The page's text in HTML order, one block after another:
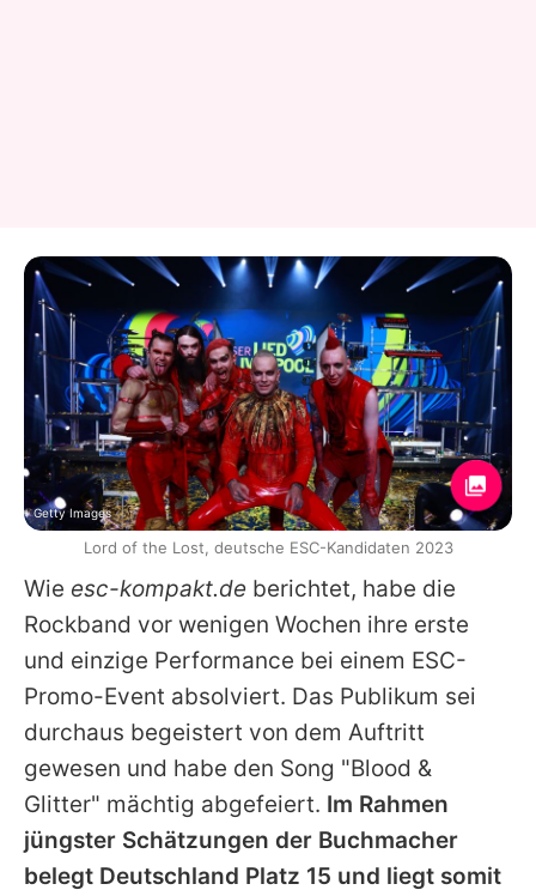
Wie esc-kompakt.de berichtet, habe die
Rockband vor wenigen Wochen ihre erste
und einzige Performance bei einem ESC-
Promo-Event absolviert. Das Publikum sei
durchaus begeistert von dem Auftritt
gewesen und habe den Song "Blood &
Glitter" mächtig abgefeiert. Im Rahmen
jüngster Schätzungen der Buchmacher
belegt Deutschland Platz 15 und liegt somit
Getty Images
Lord of the Lost, deutsche ESC-Kandidaten 2023